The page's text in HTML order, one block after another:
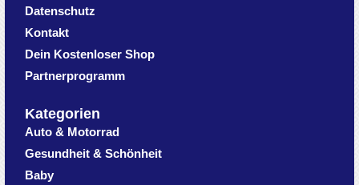
Datenschutz
Kontakt
Dein Kostenloser Shop
Partnerprogramm
Kategorien
Auto & Motorrad
Gesundheit & Schönheit
Baby